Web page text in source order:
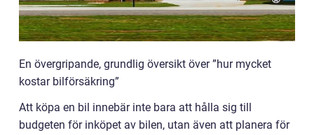
En övergripande, grundlig översikt över ”hur mycket
kostar bilförsäkring”
Att köpa en bil innebär inte bara att hålla sig till
budgeten för inköpet av bilen, utan även att planera för